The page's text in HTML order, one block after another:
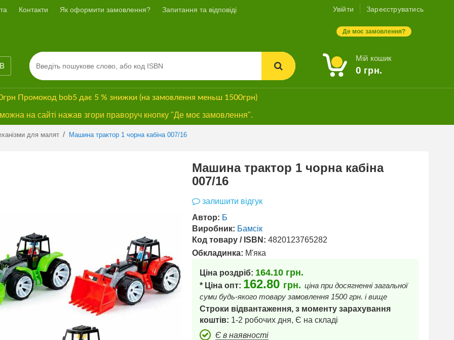
Контакти Як оформити замовлення? Запитання та відповіді Увійти Зареєструватись
Де моє замовлення?
Мій кошик
0 грн.
Промокод bob5 дає 5 % знижки (на замовлення меньш 1500грн)
на сайті нажав згори праворуч кнопку "Де моє замовлення".
для малят / Машина трактор 1 чорна кабіна 007/16
Машина трактор 1 чорна кабіна
007/16
залишити відгук
Автор: Б
Виробник: Бамсік
Код товару / ISBN: 4820123765282
Обкладинка: М'яка
Ціна роздріб: 164.10 грн.
* Ціна опт: 162.80 грн. ціна при досягненні загальної
суми будь-якого товару замовлення 1500 грн. і вище
Строки відвантаження, з моменту зарахування
коштів: 1-2 робочих дня, Є на складі
Є в наявності